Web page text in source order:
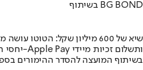
בשיתוף BG BOND
שיא של 600 מיליון שקל: הטוטו עושה מהפיכה
יחסי הימור משופרים, הפקדות ב-Apple Pay ותשלום זכיות מיידי
בשיתוף המועצה להסדר ההימורים